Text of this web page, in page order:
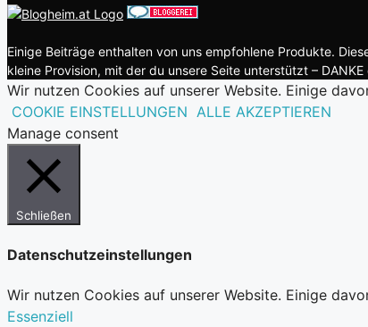
Einige Beiträge enthalten von uns empfohlene Produkte.
kleine Provision, mit der du unsere Seite unterstützt –
Wir nutzen Cookies auf unserer Website. Einige
COOKIE EINSTELLUNGEN ALLE AKZEPTIEREN
Manage consent
Schließen
Datenschutzeinstellungen
Wir nutzen Cookies auf unserer Website. Einige
Essenziell